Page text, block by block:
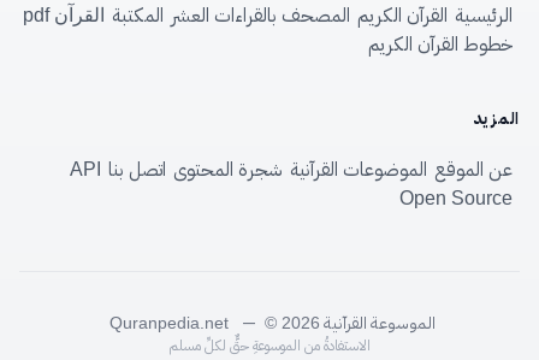
الرئيسية القرآن الكريم المصحف بالقراءات العشر المكتبة القرآن pdf
خطوط القرآن الكريم
المزيد
عن الموقع الموضوعات القرآنية شجرة المحتوى اتصل بنا
API
Open Source
الموسوعة القرآنية Quranpedia.net — © 2026
الاستفادةُ من الموسوعةِ حقٌّ لكلِّ مسلم